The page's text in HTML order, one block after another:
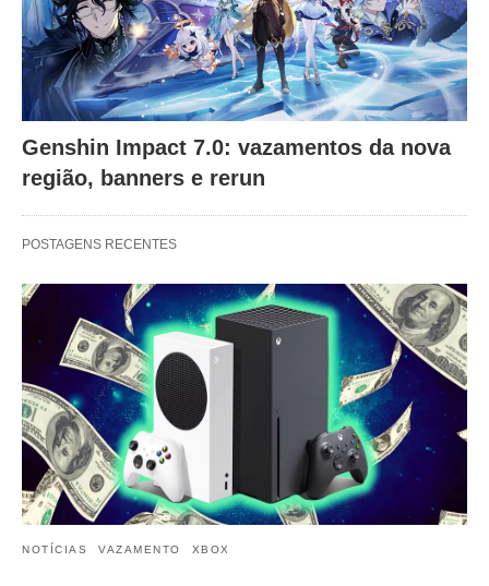
Genshin Impact 7.0: vazamentos da nova
região, banners e rerun
POSTAGENS RECENTES
NOTÍCIAS VAZAMENTO XBOX